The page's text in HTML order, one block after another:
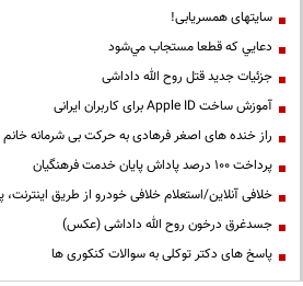
سایتهای همسریابی!
دعايي كه قطعا مستجاب مي‌شود
جزئیات جدید قتل روح الله داداشی
آموزش ساخت Apple ID برای کاربران ایرانی
راز خنده های اصغر فرهادی به حرکت بی شرمانه
پرداخت ۱۰۰ درصد پاداش پایان خدمت فرهنگیان
خلافی آنلاین/استعلام خلافی خودرو از طریق اینترنت،
جسدغرق درخون روح الله داداشی (عکس)
پاسخ های دکتر توکلی به سوالات کنکوری ها